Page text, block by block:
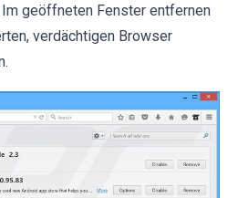
geöffneten Fenster entfernen
verdächtigen Browser